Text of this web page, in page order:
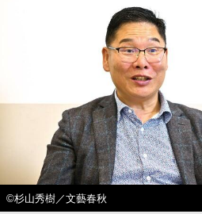
©️杉山秀樹／文藝春秋